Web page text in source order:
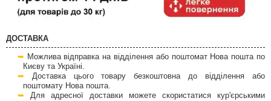
ДОСТАВКА
Можлива відправка на відділення або поштомат Нова пошта по
Києву та Україні.
Доставка цього товару безкоштовна до відділення або
поштомату Нова пошта.
Для адресної доставки можете скористатися кур'єрськими